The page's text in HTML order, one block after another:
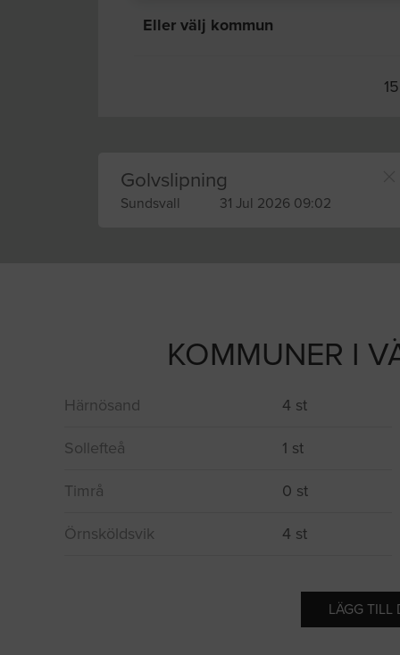
Eller välj kommun
Golvslipning
Sundsvall 31 Jul 2026 09:02
KOMMUNER I
Härnösand 4 st
Sollefteå 1 st
Timrå 0 st
Örnsköldsvik 4 st
LÄGG TILL